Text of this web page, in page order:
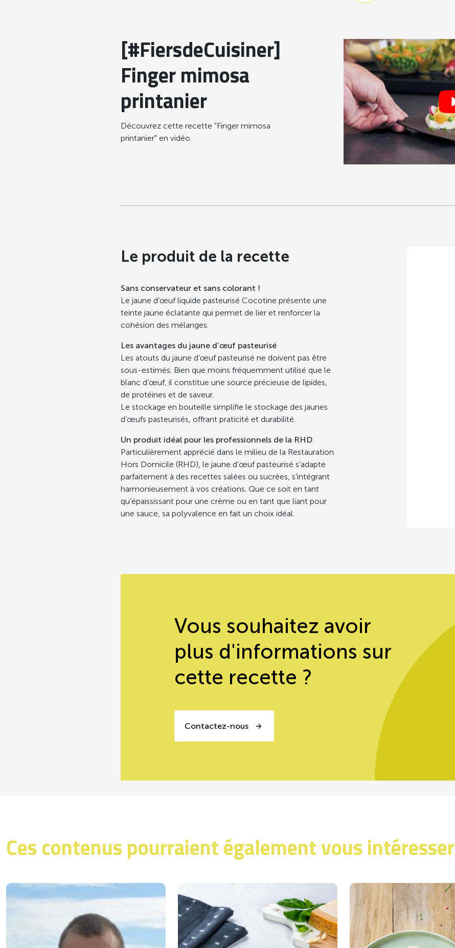
[#FiersdeCuisiner]
Finger mimosa
printanier
Découvrez cette recette "Finger mimosa
printanier" en vidéo.
Le produit de la recette
Sans conservateur et sans colorant !
Le jaune d’œuf liquide pasteurisé Cocotine présente une
teinte jaune éclatante qui permet de lier et renforcer la
cohésion des mélanges.
Les avantages du jaune d’œuf pasteurisé
Les atouts du jaune d’œuf pasteurisé ne doivent pas être
sous-estimés. Bien que moins fréquemment utilisé que le
blanc d’œuf, il constitue une source précieuse de lipides,
de protéines et de saveur.
Le stockage en bouteille simplifie le stockage des jaunes
d’œufs pasteurisés, offrant praticité et durabilité.
Un produit idéal pour les professionnels de la RHD
Particulièrement apprécié dans le milieu de la Restauration
Hors Domicile (RHD), le jaune d’œuf pasteurisé s’adapte
parfaitement à des recettes salées ou sucrées, s’intégrant
harmonieusement à vos créations. Que ce soit en tant
qu’épaississant pour une crème ou en tant que liant pour
une sauce, sa polyvalence en fait un choix idéal.
Vous souhaitez avoir
plus d'informations sur
cette recette ?
Contactez-nous
Ces contenus pourraient également vous intéresser